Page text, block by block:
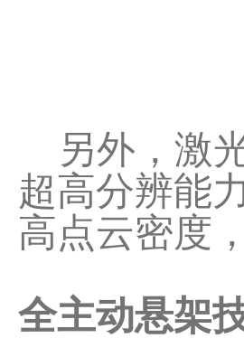
另外，激
超高分辨能
高点云密度
全主动悬架